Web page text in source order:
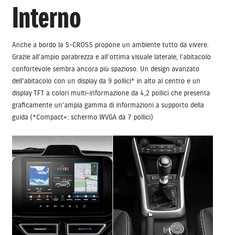
Interno
Anche a bordo la S-CROSS propone un ambiente tutto da vivere.
Grazie all’ampio parabrezza e all’ottima visuale laterale, l’abitacolo
confortevole sembra ancora più spazioso. Un design avanzato
dell'abitacolo con un display da 9 pollici* in alto al centro e un
display TFT a colori multi-informazione da 4,2 pollici che presenta
graficamente un'ampia gamma di informazioni a supporto della
guida (*Compact+: schermo WVGA da 7 pollici)